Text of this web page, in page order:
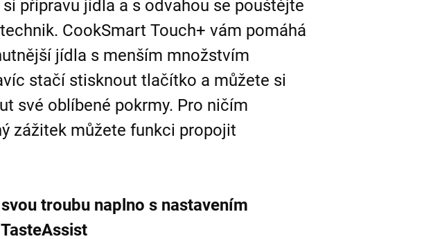
přípravu jídla a s odvahou se pouštějte
CookSmart Touch+ vám pomáhá
jídla s menším množstvím
stačí stisknout tlačítko a můžete si
své oblíbené pokrmy. Pro ničím
zážitek můžete funkci propojit
troubu naplno s nastavením